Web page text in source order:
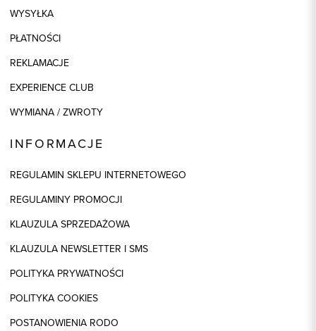
WYSYŁKA
PŁATNOŚCI
REKLAMACJE
EXPERIENCE CLUB
WYMIANA / ZWROTY
INFORMACJE
REGULAMIN SKLEPU INTERNETOWEGO
REGULAMINY PROMOCJI
KLAUZULA SPRZEDAŻOWA
KLAUZULA NEWSLETTER I SMS
POLITYKA PRYWATNOŚCI
POLITYKA COOKIES
POSTANOWIENIA RODO